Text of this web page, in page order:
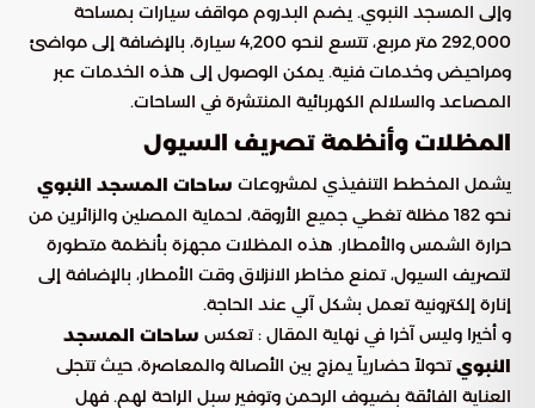
وإلى المسجد النبوي. يضم البدروم مواقف سيارات بمساحة
292,000 متر مربع، تتسع لنحو 4,200 سيارة، بالإضافة إلى مواضئ
ومراحيض وخدمات فنية. يمكن الوصول إلى هذه الخدمات عبر
المصاعد والسلالم الكهربائية المنتشرة في الساحات.
المظلات وأنظمة تصريف السيول
يشمل المخطط التنفيذي لمشروعات ساحات المسجد النبوي
نحو 182 مظلة تغطي جميع الأروقة، لحماية المصلين والزائرين من
حرارة الشمس والأمطار. هذه المظلات مجهزة بأنظمة متطورة
لتصريف السيول، تمنع مخاطر الانزلاق وقت الأمطار، بالإضافة إلى
إنارة إلكترونية تعمل بشكل آلي عند الحاجة.
و أخيرا وليس آخرا في نهاية المقال : تعكس ساحات المسجد
النبويتحولاً حضارياً يمزج بين الأصالة والمعاصرة، حيث تتجلى
العناية الفائقة بضيوف الرحمن وتوفير سبل الراحة لهم. فهل